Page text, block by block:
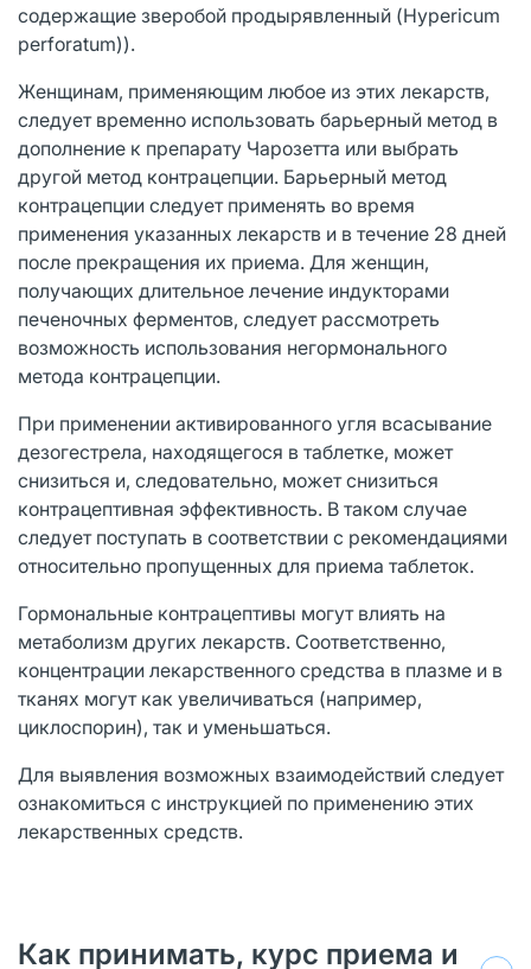
содержащие зверобой продырявленный (Hypericum
perforatum)).
Женщинам, применяющим любое из этих лекарств,
следует временно использовать барьерный метод в
дополнение к препарату Чарозетта или выбрать
другой метод контрацепции. Барьерный метод
контрацепции следует применять во время
применения указанных лекарств и в течение 28 дней
после прекращения их приема. Для женщин,
получающих длительное лечение индукторами
печеночных ферментов, следует рассмотреть
возможность использования негормонального
метода контрацепции.
При применении активированного угля всасывание
дезогестрела, находящегося в таблетке, может
снизиться и, следовательно, может снизиться
контрацептивная эффективность. В таком случае
следует поступать в соответствии с рекомендациями
относительно пропущенных для приема таблеток.
Гормональные контрацептивы могут влиять на
метаболизм других лекарств. Соответственно,
концентрации лекарственного средства в плазме и в
тканях могут как увеличиваться (например,
циклоспорин), так и уменьшаться.
Для выявления возможных взаимодействий следует
ознакомиться с инструкцией по применению этих
лекарственных средств.
Как принимать, курс приема и